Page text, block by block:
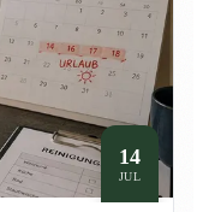
14
JUL